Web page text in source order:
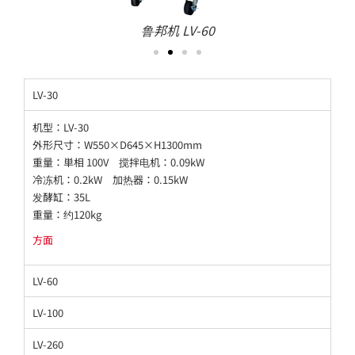
鲁邦机 LV-60
LV-30
机型：LV-30
外形尺寸：W550×D645×H1300mm
重量：単相 100V 搅拌电机：0.09kW
冷冻机：0.2kW 加热器：0.15kW
发酵缸：35L
重量：约120kg
方面
LV-60
LV-100
LV-260